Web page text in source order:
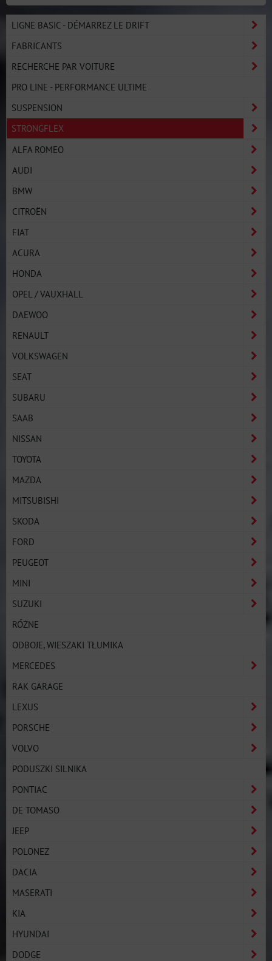
LIGNE BASIC - DÉMARREZ LE DRIFT
FABRICANTS
RECHERCHE PAR VOITURE
PRO LINE - PERFORMANCE ULTIME
SUSPENSION
STRONGFLEX
ALFA ROMEO
AUDI
BMW
CITROËN
FIAT
ACURA
HONDA
OPEL / VAUXHALL
DAEWOO
RENAULT
VOLKSWAGEN
SEAT
SUBARU
SAAB
NISSAN
TOYOTA
MAZDA
MITSUBISHI
SKODA
FORD
PEUGEOT
MINI
SUZUKI
RÓŻNE
ODBOJE, WIESZAKI TŁUMIKA
MERCEDES
RAK GARAGE
LEXUS
PORSCHE
VOLVO
PODUSZKI SILNIKA
PONTIAC
DE TOMASO
JEEP
POLONEZ
DACIA
MASERATI
KIA
HYUNDAI
DODGE